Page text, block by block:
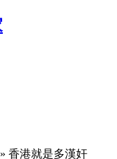
» 香港就是多漢奸